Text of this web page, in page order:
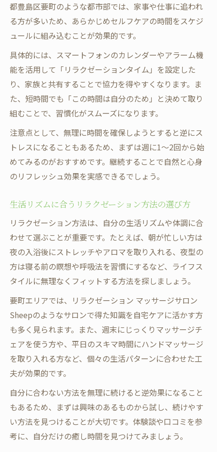
都豊島区要町のような都市部では、家事や仕事に追われ
る方が多いため、あらかじめセルフケアの時間をスケジ
ュールに組み込むことが効果的です。
具体的には、スマートフォンのカレンダーやアラーム機
能を活用して「リラクゼーションタイム」を設定した
り、家族と共有することで協力を得やすくなります。ま
た、短時間でも「この時間は自分のため」と決めて取り
組むことで、習慣化がスムーズになります。
注意点として、無理に時間を確保しようとすると逆にス
トレスになることもあるため、まずは週に1〜2回から始
めてみるのがおすすめです。継続することで自然と心身
のリフレッシュ効果を実感できるでしょう。
生活リズムに合うリラクゼーション方法の選び方
リラクゼーション方法は、自分の生活リズムや体調に合
わせて選ぶことが重要です。たとえば、朝が忙しい方は
夜の入浴後にストレッチやアロマを取り入れる、夜型の
方は寝る前の瞑想や呼吸法を習慣にするなど、ライフス
タイルに無理なくフィットする方法を探しましょう。
要町エリアでは、リラクゼーション マッサージサロン
Sheepのようなサロンで得た知識を自宅ケアに活かす方
も多く見られます。また、週末にじっくりマッサージチ
ェアを使う方や、平日のスキマ時間にハンドマッサージ
を取り入れる方など、個々の生活パターンに合わせた工
夫が効果的です。
自分に合わない方法を無理に続けると逆効果になること
もあるため、まずは興味のあるものから試し、続けやす
い方法を見つけることが大切です。体験談や口コミを参
考に、自分だけの癒し時間を見つけてみましょう。